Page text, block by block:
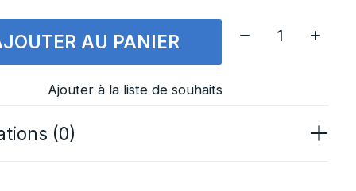
AU PANIER
Quantité:
Ajouter à la liste de souhaits
(0)